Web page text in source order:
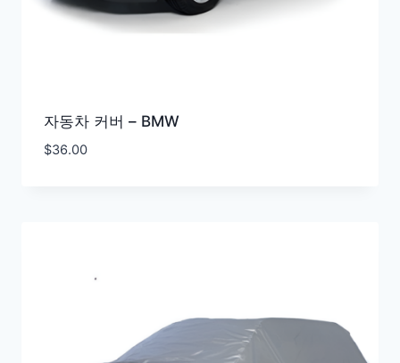
자동차 커버 – BMW
$36.00